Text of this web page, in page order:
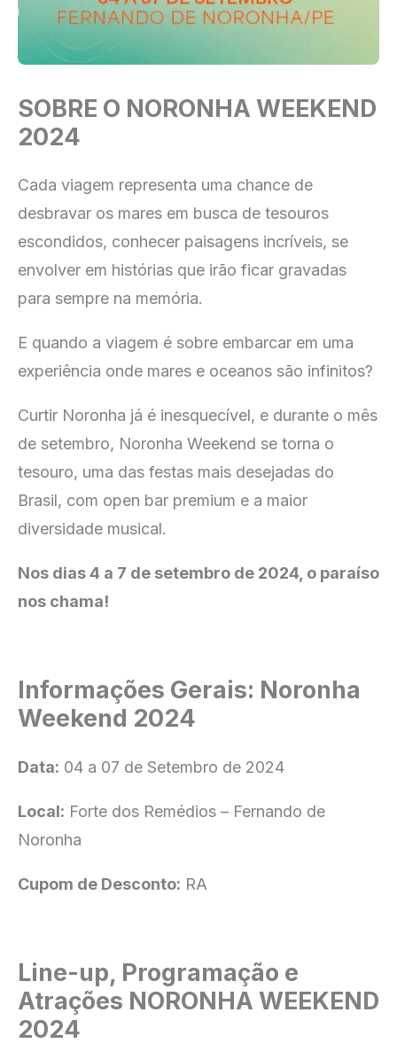
SOBRE O NORONHA WEEKEND
2024
Cada viagem representa uma chance de
desbravar os mares em busca de tesouros
escondidos, conhecer paisagens incríveis, se
envolver em histórias que irão ficar gravadas
para sempre na memória.
E quando a viagem é sobre embarcar em uma
experiência onde mares e oceanos são infinitos?
Curtir Noronha já é inesquecível, e durante o mês
de setembro, Noronha Weekend se torna o
tesouro, uma das festas mais desejadas do
Brasil, com open bar premium e a maior
diversidade musical.
Nos dias 4 a 7 de setembro de 2024, o paraíso
nos chama!
Informações Gerais: Noronha
Weekend 2024
Data: 04 a 07 de Setembro de 2024
Local: Forte dos Remédios – Fernando de
Noronha
Cupom de Desconto: RA
Line-up, Programação e
Atrações NORONHA WEEKEND
2024